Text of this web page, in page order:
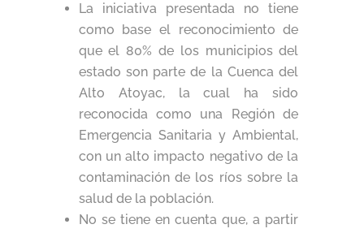
La iniciativa presentada no tiene
como base el reconocimiento de
que el 80% de los municipios del
estado son parte de la Cuenca del
Alto Atoyac, la cual ha sido
reconocida como una Región de
Emergencia Sanitaria y Ambiental,
con un alto impacto negativo de la
contaminación de los ríos sobre la
salud de la población.
No se tiene en cuenta que, a partir